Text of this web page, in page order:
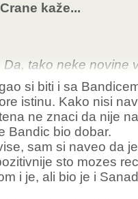
kaže...
Da, tako neke novine
tek dotepenec sa
gle; kad god sam ga
su se javljali slušatelji
vodovod/kanalizacija/
u našu ulicu", uvijek
spremne odgovore u
računa o problemima
čak i zahvaljivali.
si biti i sa
istinu. Kako nisi
ne znaci da nije
Bandic bio dobar.
sam si naveo da
sto mozes
i je, ali bio je i